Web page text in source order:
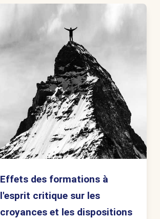
Effets des formations à
l'esprit critique sur les
croyances et les dispositions